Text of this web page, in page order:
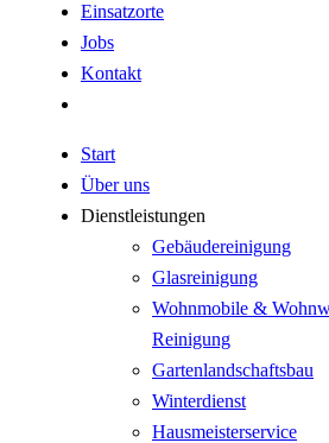
Einsatzorte
Jobs
Kontakt
Start
Über uns
Dienstleistungen
Gebäudereinigung
Glasreinigung
Wohnmobile &
Reinigung
Gartenlandschaftsbau
Winterdienst
Hausmeisterservice